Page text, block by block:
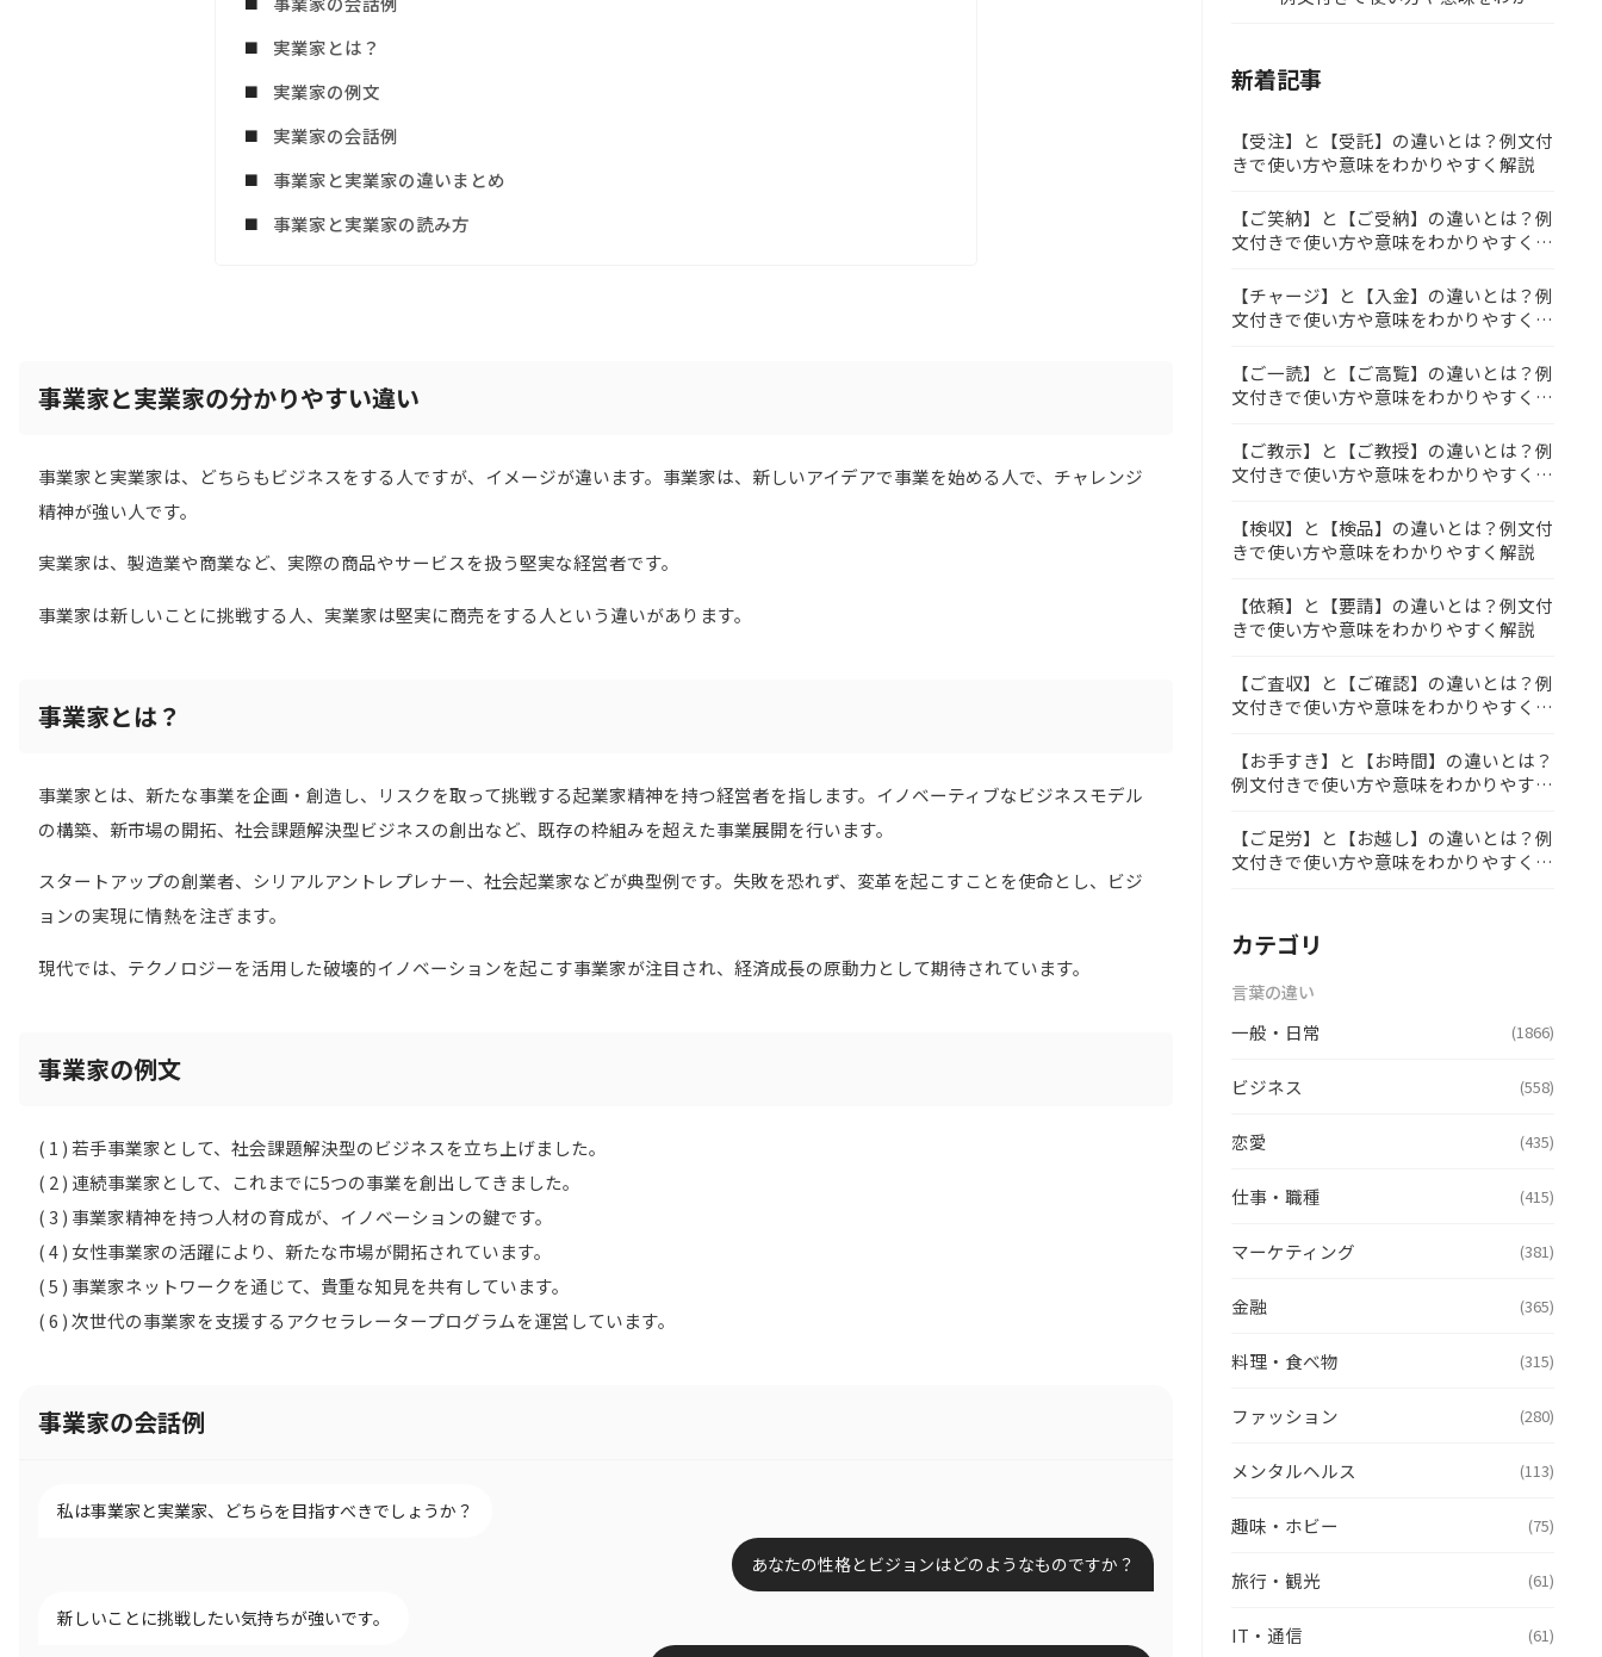
実業家とは？
実業家の例文
実業家の会話例
事業家と実業家の違いまとめ
事業家と実業家の読み方
事業家と実業家の分かりやすい違い
事業家と実業家は、どちらもビジネスをする人ですが、イメージが違います。事業家は、新しいアイデアで事業を始める人で、チャレンジ
精神が強い人です。
実業家は、製造業や商業など、実際の商品やサービスを扱う堅実な経営者です。
事業家は新しいことに挑戦する人、実業家は堅実に商売をする人という違いがあります。
事業家とは？
事業家とは、新たな事業を企画・創造し、リスクを取って挑戦する起業家精神を持つ経営者を指します。イノベーティブなビジネスモデル
の構築、新市場の開拓、社会課題解決型ビジネスの創出など、既存の枠組みを超えた事業展開を行います。
スタートアップの創業者、シリアルアントレプレナー、社会起業家などが典型例です。失敗を恐れず、変革を起こすことを使命とし、ビジ
ョンの実現に情熱を注ぎます。
現代では、テクノロジーを活用した破壊的イノベーションを起こす事業家が注目され、経済成長の原動力として期待されています。
事業家の例文
( 1 ) 若手事業家として、社会課題解決型のビジネスを立ち上げました。
( 2 ) 連続事業家として、これまでに5つの事業を創出してきました。
( 3 ) 事業家精神を持つ人材の育成が、イノベーションの鍵です。
( 4 ) 女性事業家の活躍により、新たな市場が開拓されています。
( 5 ) 事業家ネットワークを通じて、貴重な知見を共有しています。
( 6 ) 次世代の事業家を支援するアクセラレータープログラムを運営しています。
事業家の会話例
私は事業家と実業家、どちらを目指すべきでしょうか？
あなたの性格とビジョンはどのようなものですか？
新しいことに挑戦したい気持ちが強いです。
新着記事
【受注】と【受託】の違いとは？例文付
きで使い方や意味をわかりやすく解説
【ご笑納】と【ご受納】の違いとは？例
文付きで使い方や意味をわかりやすく解
【チャージ】と【入金】の違いとは？例
文付きで使い方や意味をわかりやすく解
【ご一読】と【ご高覧】の違いとは？例
文付きで使い方や意味をわかりやすく解
【ご教示】と【ご教授】の違いとは？例
文付きで使い方や意味をわかりやすく解
【検収】と【検品】の違いとは？例文付
きで使い方や意味をわかりやすく解説
【依頼】と【要請】の違いとは？例文付
きで使い方や意味をわかりやすく解説
【ご査収】と【ご確認】の違いとは？例
文付きで使い方や意味をわかりやすく解
【お手すき】と【お時間】の違いとは？
例文付きで使い方や意味をわかりやすく
【ご足労】と【お越し】の違いとは？例
文付きで使い方や意味をわかりやすく解
カテゴリ
言葉の違い
一般・日常 (1866)
ビジネス (558)
恋愛 (435)
仕事・職種 (415)
マーケティング (381)
金融 (365)
料理・食べ物 (315)
ファッション (280)
メンタルヘルス (113)
趣味・ホビー (75)
旅行・観光 (61)
IT・通信 (61)